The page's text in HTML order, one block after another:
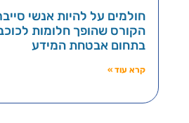
חולמים על להיות אנשי
הקורס שהופך חלומות
בתחום אבטחת המידע
קרא עוד »